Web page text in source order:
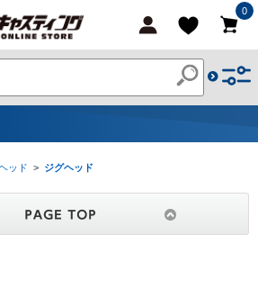
0
ッド > ジグヘッド